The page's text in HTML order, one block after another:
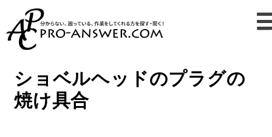
ショベルヘッドのプラグの
焼け具合